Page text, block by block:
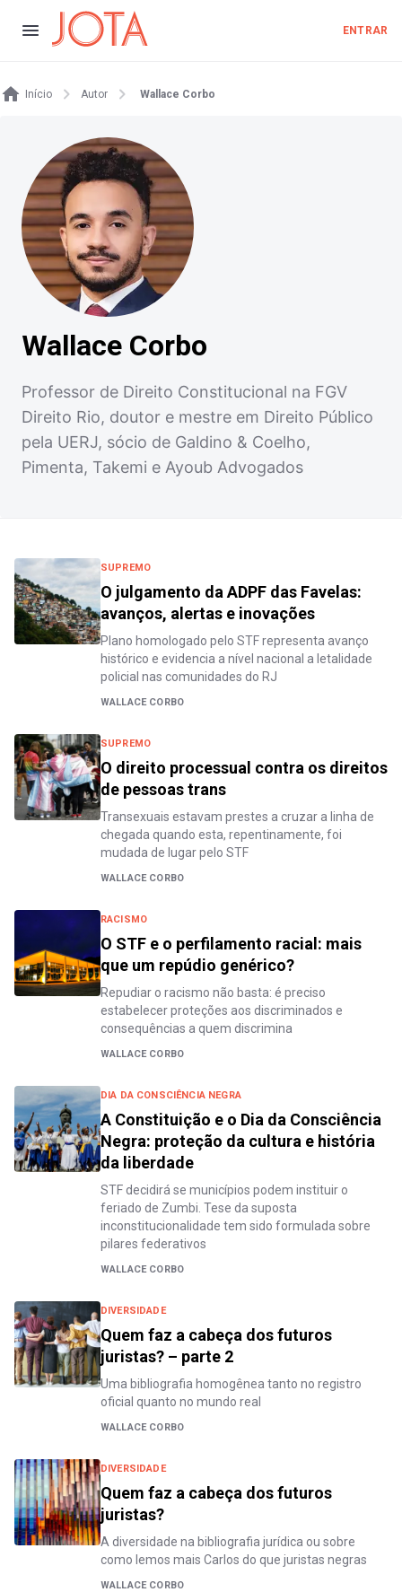
ENTRAR
Início Autor Wallace Corbo
Wallace Corbo
Professor de Direito Constitucional na FGV
Direito Rio, doutor e mestre em Direito Público
pela UERJ, sócio de Galdino & Coelho,
Pimenta, Takemi e Ayoub Advogados
SUPREMO
O julgamento da ADPF das Favelas:
avanços, alertas e inovações
Plano homologado pelo STF representa avanço
histórico e evidencia a nível nacional a letalidade
policial nas comunidades do RJ
WALLACE CORBO
SUPREMO
O direito processual contra os direitos
de pessoas trans
Transexuais estavam prestes a cruzar a linha de
chegada quando esta, repentinamente, foi
mudada de lugar pelo STF
WALLACE CORBO
RACISMO
O STF e o perfilamento racial: mais
que um repúdio genérico?
Repudiar o racismo não basta: é preciso
estabelecer proteções aos discriminados e
consequências a quem discrimina
WALLACE CORBO
DIA DA CONSCIÊNCIA NEGRA
A Constituição e o Dia da Consciência
Negra: proteção da cultura e história
da liberdade
STF decidirá se municípios podem instituir o
feriado de Zumbi. Tese da suposta
inconstitucionalidade tem sido formulada sobre
pilares federativos
WALLACE CORBO
DIVERSIDADE
Quem faz a cabeça dos futuros
juristas? – parte 2
Uma bibliografia homogênea tanto no registro
oficial quanto no mundo real
WALLACE CORBO
DIVERSIDADE
Quem faz a cabeça dos futuros
juristas?
A diversidade na bibliografia jurídica ou sobre
como lemos mais Carlos do que juristas negras
WALLACE CORBO